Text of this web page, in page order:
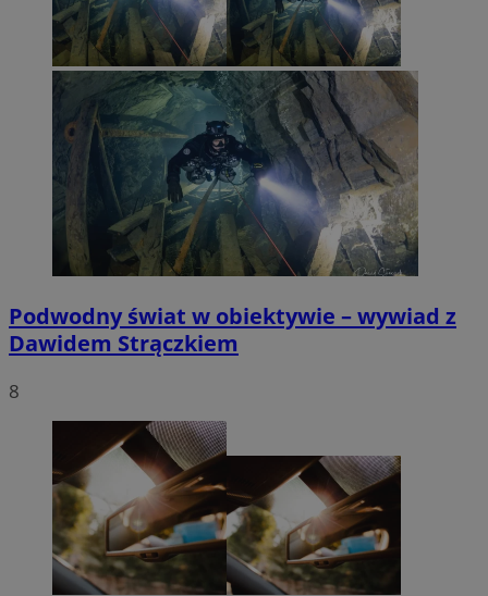
Podwodny świat w obiektywie – wywiad z
Dawidem Strączkiem
8